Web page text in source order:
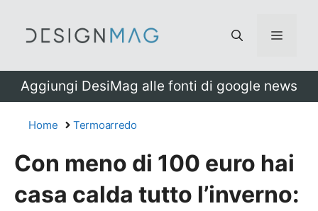
Menu
Aggiungi DesiMag alle fonti di google news
Home Termoarredo
Con meno di 100 euro hai
casa calda tutto l’inverno: